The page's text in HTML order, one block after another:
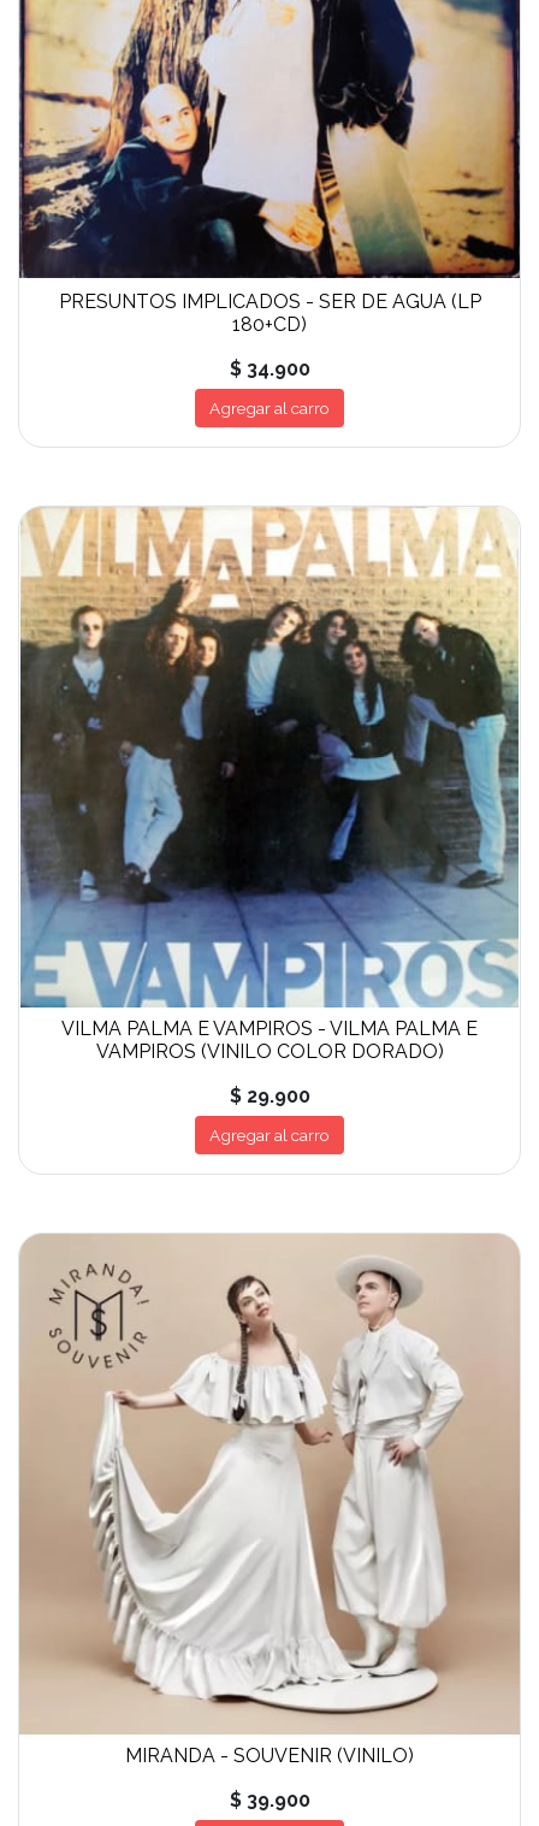
PRESUNTOS IMPLICADOS - SER DE AGUA (LP
180+CD)
$ 34.900
Agregar al carro
VILMA PALMA E VAMPIROS - VILMA PALMA E
VAMPIROS (VINILO COLOR DORADO)
$ 29.900
Agregar al carro
MIRANDA - SOUVENIR (VINILO)
$ 39.900